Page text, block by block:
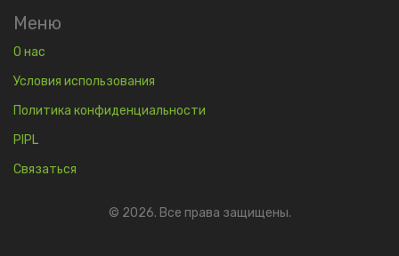
Меню
О нас
Условия использования
Политика конфиденциальности
PIPL
Связаться
© 2026. Все права защищены.